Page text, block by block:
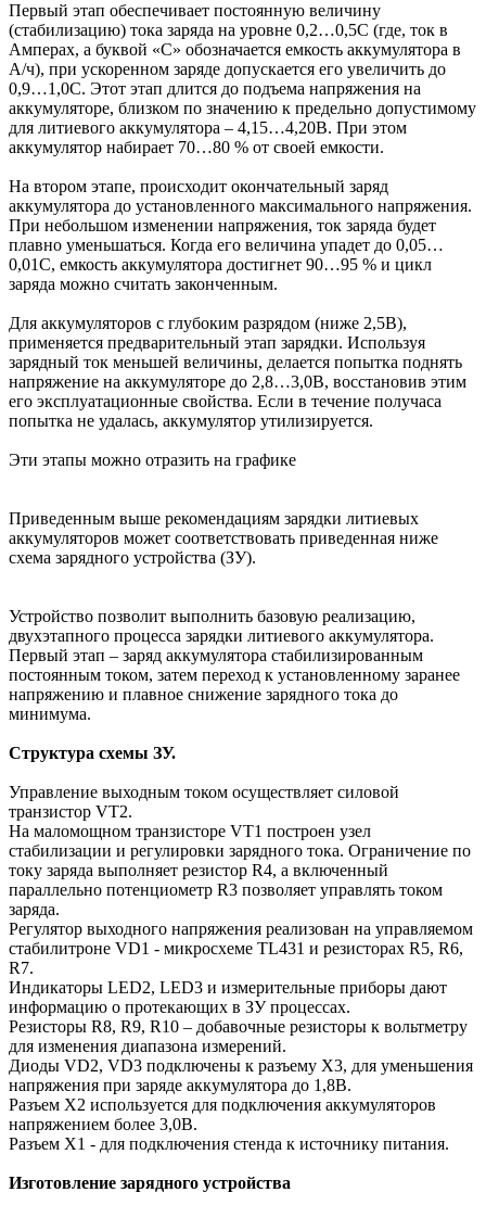
Первый этап обеспечивает постоянную величину
(стабилизацию) тока заряда на уровне 0,2…0,5С (где, ток в
Амперах, а буквой «С» обозначается емкость аккумулятора в
А/ч), при ускоренном заряде допускается его увеличить до
0,9…1,0С. Этот этап длится до подъема напряжения на
аккумуляторе, близком по значению к предельно допустимому
для литиевого аккумулятора – 4,15…4,20В. При этом
аккумулятор набирает 70…80 % от своей емкости.
На втором этапе, происходит окончательный заряд
аккумулятора до установленного максимального напряжения.
При небольшом изменении напряжения, ток заряда будет
плавно уменьшаться. Когда его величина упадет до 0,05…
0,01С, емкость аккумулятора достигнет 90…95 % и цикл
заряда можно считать законченным.
Для аккумуляторов с глубоким разрядом (ниже 2,5В),
применяется предварительный этап зарядки. Используя
зарядный ток меньшей величины, делается попытка поднять
напряжение на аккумуляторе до 2,8…3,0В, восстановив этим
его эксплуатационные свойства. Если в течение получаса
попытка не удалась, аккумулятор утилизируется.
Эти этапы можно отразить на графике
Приведенным выше рекомендациям зарядки литиевых
аккумуляторов может соответствовать приведенная ниже
схема зарядного устройства (ЗУ).
Устройство позволит выполнить базовую реализацию,
двухэтапного процесса зарядки литиевого аккумулятора.
Первый этап – заряд аккумулятора стабилизированным
постоянным током, затем переход к установленному заранее
напряжению и плавное снижение зарядного тока до
минимума.
Структура схемы ЗУ.
Управление выходным током осуществляет силовой
транзистор VТ2.
На маломощном транзисторе VТ1 построен узел
стабилизации и регулировки зарядного тока. Ограничение по
току заряда выполняет резистор R4, а включенный
параллельно потенциометр R3 позволяет управлять током
заряда.
Регулятор выходного напряжения реализован на управляемом
стабилитроне VD1 - микросхеме TL431 и резисторах R5, R6,
R7.
Индикаторы LED2, LED3 и измерительные приборы дают
информацию о протекающих в ЗУ процессах.
Резисторы R8, R9, R10 – добавочные резисторы к вольтметру
для изменения диапазона измерений.
Диоды VD2, VD3 подключены к разъему X3, для уменьшения
напряжения при заряде аккумулятора до 1,8В.
Разъем Х2 используется для подключения аккумуляторов
напряжением более 3,0В.
Разъем Х1 - для подключения стенда к источнику питания.
Изготовление зарядного устройства